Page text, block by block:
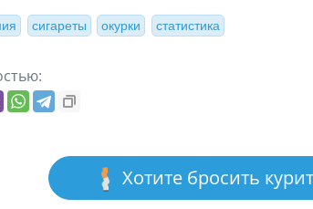
сигареты окурки статистика
Хотите бросить